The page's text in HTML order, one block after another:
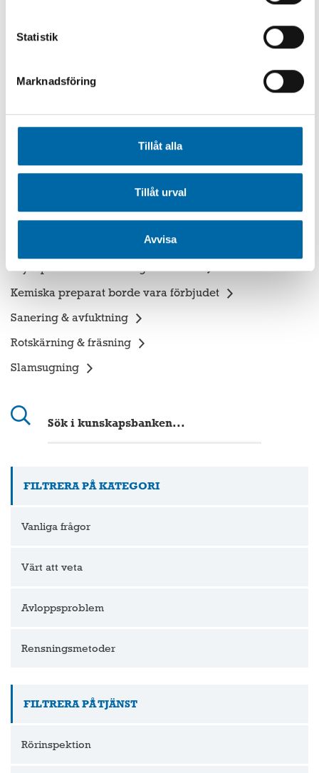
Statistik
Marknadsföring
Tillåt alla
Tillåt urval
Avvisa
Högtrycksspolning
Rensmaskiner/Fräsverktyg
Fräsverktyg
Tryckpistoler Skall aldrig användas
Kemiska preparat borde vara förbjudet
Sanering & avfuktning
Rotskärning & fräsning
Slamsugning
FILTRERA PÅ KATEGORI
Vanliga frågor
Värt att veta
Avloppsproblem
Rensningsmetoder
FILTRERA PÅ TJÄNST
Rörinspektion